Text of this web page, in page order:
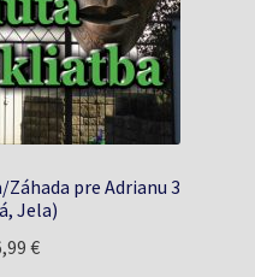
pre Adrianu 3
Jela)
€Aktuálna